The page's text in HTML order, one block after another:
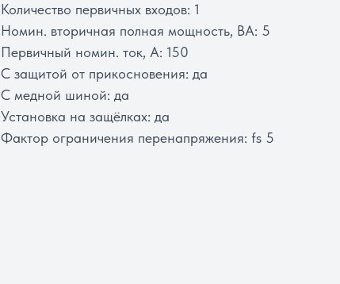
Количество первичных входов: 1
Номин. вторичная полная мощность, ВА: 5
Первичный номин. ток, А: 150
С защитой от прикосновения: да
С медной шиной: да
Установка на защёлках: да
Фактор ограничения перенапряжения: fs 5